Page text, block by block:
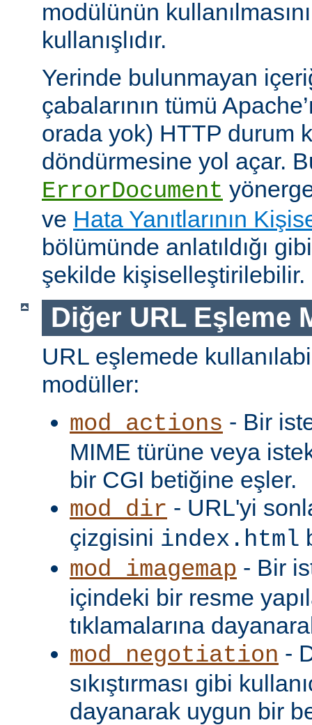
modülünün
kullanışlıdır.
Yerinde bulunmayan
çabalarının tümü
orada yok) HTTP durum
döndürmesine yol açar.
ErrorDocument
ve Hata Yanıtlarının
bölümünde anlatıldığı
şekilde kişiselleştirilebilir.
Diğer URL Eşleme
URL eşlemede
modüller:
mod_actions - Bir
MIME türüne veya
bir CGI betiğine eşler.
mod_dir - URL'yi
çizgisini index.html
mod_imagemap - Bir
içindeki bir resme
tıklamalarına
mod_negotiation -
sıkıştırması gibi
dayanarak uygun bir